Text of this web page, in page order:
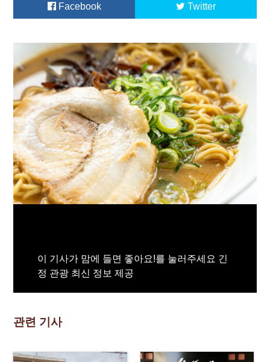
Facebook Twitter
이 기사가 맘에 들면 좋아요!를 눌러주세요 긴
정 관광 최신 정보 제공
관련 기사